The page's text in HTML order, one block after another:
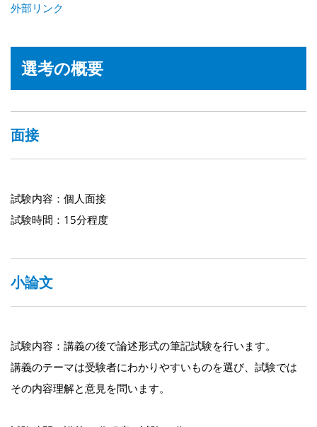
外部リンク
選考の概要
面接
試験内容：個人面接
試験時間：15分程度
小論文
試験内容：講義の後で論述形式の筆記試験を行います。
講義のテーマは受験者にわかりやすいものを選び、試験では
その内容理解と意見を問います。